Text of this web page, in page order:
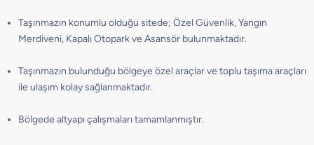
Taşınmazın konumlu olduğu sitede; Özel Güvenlik, Yangın
Merdiveni, Kapalı Otopark ve Asansör bulunmaktadır.
Taşınmazın bulunduğu bölgeye özel araçlar ve toplu taşıma araçları
ile ulaşım kolay sağlanmaktadır.
Bölgede altyapı çalışmaları tamamlanmıştır.